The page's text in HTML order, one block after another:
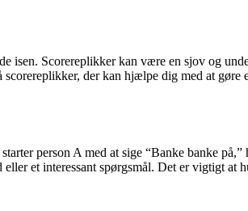
isen. Scorereplikker kan være en sjov og
der kan hjælpe dig med at gøre
person A med at sige “Banke banke på,”
et interessant spørgsmål. Det er vigtigt at